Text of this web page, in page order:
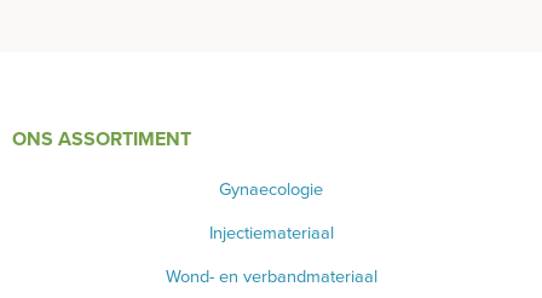
ONS ASSORTIMENT
Gynaecologie
Injectiemateriaal
Wond- en verbandmateriaal